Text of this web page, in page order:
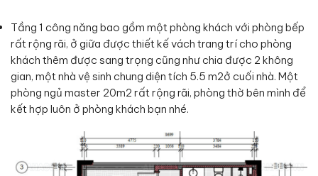
Tầng 1 công năng bao gồm một phòng khách với phòng bếp
rất rộng rãi, ở giữa được thiết kế vách trang trí cho phòng
khách thêm được sang trọng cũng như chia được 2 không
gian, một nhà vệ sinh chung diện tích 5.5 m2ở cuối nhà. Một
phòng ngủ master 20m2 rất rộng rãi, phòng thờ bên mình để
kết hợp luôn ở phòng khách bạn nhé.